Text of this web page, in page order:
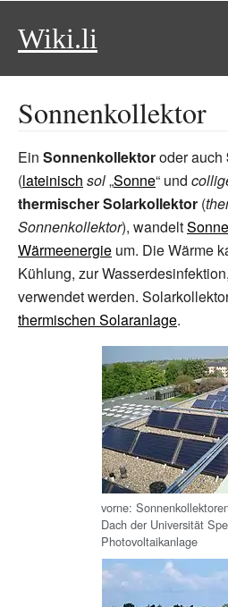
Wiki.li
Sonnenkollektor
Ein Sonnenkollektoroder auch
(lateinisch sol„Sonne“ und
thermischer Solarkollektor (
Sonnenkollektor), wandelt
Wärmeenergie um. Die Wärme
Kühlung, zur
verwendet werden.
thermischen Solaranlage.
vorne:
Dach der Universität
Photovoltaikanlage